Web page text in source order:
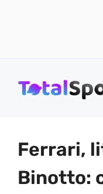
Ferrari,
Binotto: